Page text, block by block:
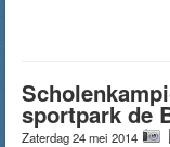
sportpark de
Zaterdag 24 mei 2014